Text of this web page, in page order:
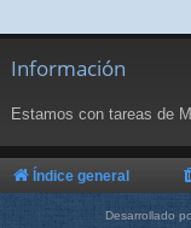
Información
Estamos con tareas de
Índice general
Desarrollado